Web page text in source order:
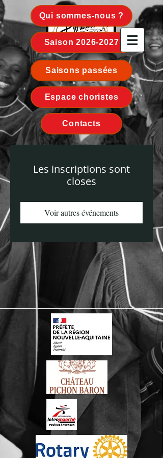
ARIANA - MÉDOC
Qui sommes-nous ?
Saison 2026-2027
Saisons passées
Espace choristes
Contacts
Les inscriptions sont
closes
Voir autres événements